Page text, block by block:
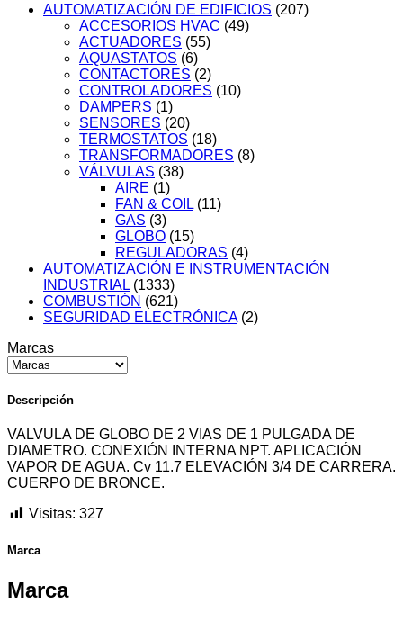
AUTOMATIZACIÓN DE EDIFICIOS (207)
ACCESORIOS HVAC (49)
ACTUADORES (55)
AQUASTATOS (6)
CONTACTORES (2)
CONTROLADORES (10)
DAMPERS (1)
SENSORES (20)
TERMOSTATOS (18)
TRANSFORMADORES (8)
VÁLVULAS (38)
AIRE (1)
FAN & COIL (11)
GAS (3)
GLOBO (15)
REGULADORAS (4)
AUTOMATIZACIÓN E INSTRUMENTACIÓN
INDUSTRIAL (1333)
COMBUSTIÓN (621)
SEGURIDAD ELECTRÓNICA (2)
Marcas
Descripción
VALVULA DE GLOBO DE 2 VIAS DE 1 PULGADA DE
DIAMETRO. CONEXIÓN INTERNA NPT. APLICACIÓN
VAPOR DE AGUA. Cv 11.7 ELEVACIÓN 3/4 DE CARRERA.
CUERPO DE BRONCE.
Visitas: 327
Marca
Marca